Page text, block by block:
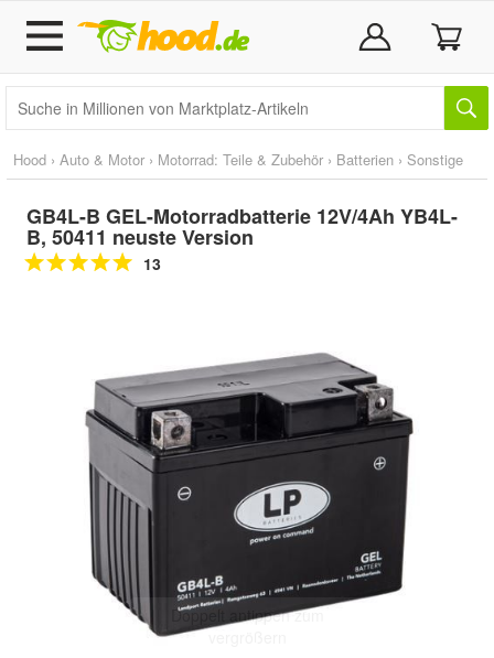
Hood › Auto & Motor › Motorrad: Teile & Zubehör › Batterien › Sonstige
GB4L-B GEL-Motorradbatterie 12V/4Ah YB4L-
B, 50411 neuste Version
13
Doppelt antippen zum